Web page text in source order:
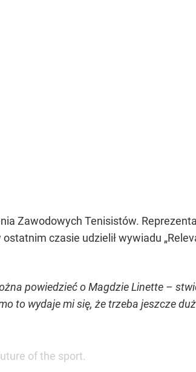
Zawodowych Tenisistów.
czasie udzielił wywiadu
powiedzieć o Magdzie Linette –
to wydaje mi się, że trzeba jeszcze
of the sport.